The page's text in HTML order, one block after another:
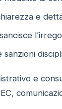
e
e